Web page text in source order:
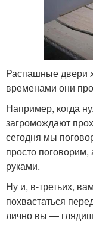
Распашные двери
временами они
Например, когда
загромождают
сегодня мы
просто поговорим,
руками.
Ну и, в-третьих,
похвастаться
лично вы —